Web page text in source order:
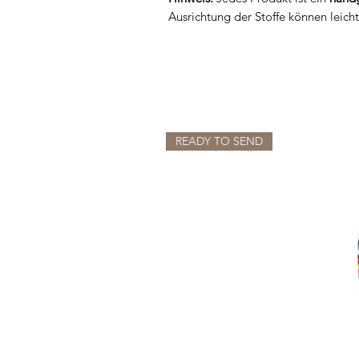
Ausrichtung der Stoffe können
READY TO SEND